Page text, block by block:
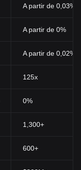
A partir de 0,03%
A partir de 0%
A partir de 0,02%
125x
0%
1,300+
600+